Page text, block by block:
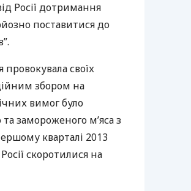
Росії дотримання
поставитися до
провокувала своїх
збором на
вимог було
замороженого м’яса з
кварталі 2013
скоротилися на